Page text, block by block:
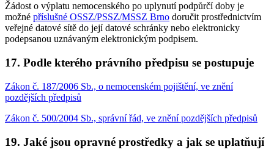
Žádost o výplatu nemocenského po uplynutí podpůrčí doby je
možné příslušné OSSZ/PSSZ/MSSZ Brno doručit prostřednictvím
veřejné datové sítě do její datové schránky nebo elektronicky
podepsanou uznávaným elektronickým podpisem.
17. Podle kterého právního předpisu se postupuje
Zákon č. 187/2006 Sb., o nemocenském pojištění, ve znění
pozdějších předpisů
Zákon č. 500/2004 Sb., správní řád, ve znění pozdějších předpisů
19. Jaké jsou opravné prostředky a jak se uplatňují